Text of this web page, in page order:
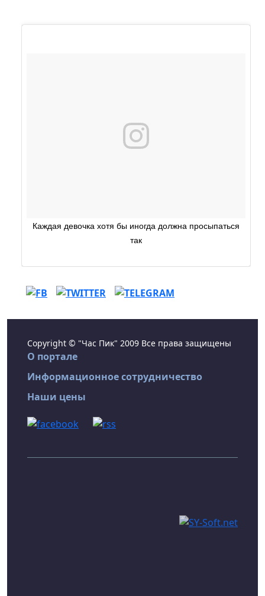
Каждая девочка хотя бы иногда должна просыпаться
так
Copyright © "Час Пик" 2009 Все права защищены
О портале
Информационное сотрудничество
Наши цены